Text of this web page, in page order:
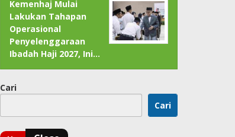
Kemenhaj Mulai
Lakukan Tahapan
Operasional
Penyelenggaraan
Ibadah Haji 2027, Ini…
Cari
Cari